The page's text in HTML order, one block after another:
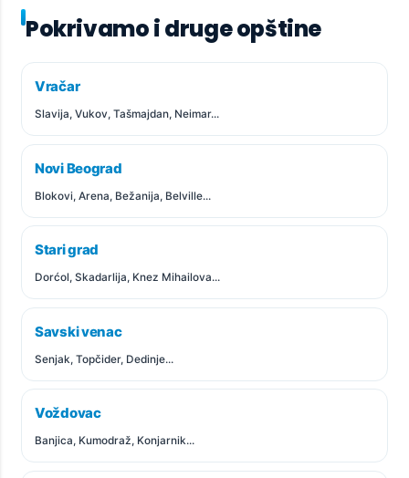
Pokrivamo i druge opštine
Vračar
Slavija, Vukov, Tašmajdan, Neimar...
Novi Beograd
Blokovi, Arena, Bežanija, Belville...
Stari grad
Dorćol, Skadarlija, Knez Mihailova...
Savski venac
Senjak, Topčider, Dedinje...
Voždovac
Banjica, Kumodraž, Konjarnik...